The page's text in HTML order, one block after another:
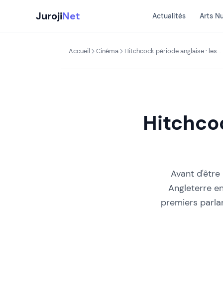
contenu
JurojiNet Actualités Arts
Accueil Cinéma Hitchcock période anglaise : les...
Avant
Angleterre
premiers